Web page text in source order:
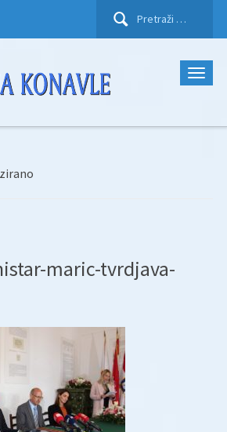
Pretraži:
maric-tvrdjava-